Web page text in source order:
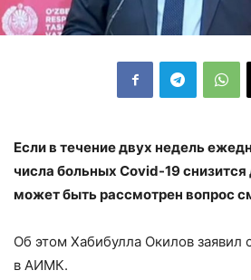
Если в течение двух недель
числа больных Covid-19
может быть рассмотрен вопрос
Об этом Хабибулла Окилов заявил
в АИМК.